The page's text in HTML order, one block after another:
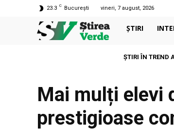
23.3 C București vineri, 7 august, 2026
ȘTIRI
ȘTIRI ÎN TREND
Mai mulți elevi
prestigioase